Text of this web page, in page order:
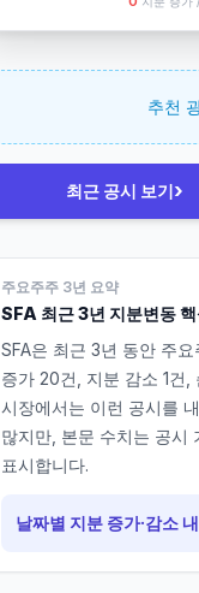
추천
최근 공시 보기›
주요주주 3년 요약
SFA 최근 3년 지분변동
SFA은 최근 3년 동안 주
증가 20건, 지분 감소 1건,
시장에서는 이런 공시를
많지만, 본문 수치는 공시
표시합니다.
날짜별 지분 증가·감소